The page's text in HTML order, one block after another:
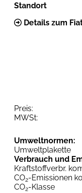
Standort
Details zum
Preis:
MWSt:
Umweltnormen:
Umweltplakette
Verbrauch und
Kraftstoffverbr.
CO2-Emissionen
CO2-Klasse